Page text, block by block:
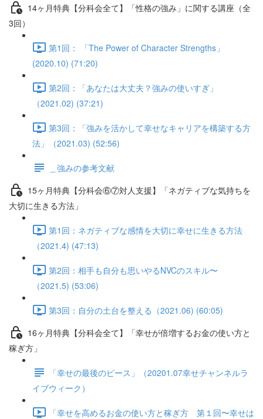
14ヶ月特典【分科会全て】「性格の強み」に関する講座（全
3回）
第1回： 「The Power of Character Strengths」
(2020.10) (71:20)
第2回：「あなたは大丈夫？強みの使いすぎ」
（2021.02) (37:21)
第3回：「強みを活かして幸せなキャリアを構築する方
法」（2021.03) (52:56)
＿強みの参考文献
15ヶ月特典【分科会⑥⑦対人支援】「ネガティブな気持ちを
大切に生きる方法」
第1回：ネガティブな感情を大切に幸せに生きる方法
（2021.4) (47:13)
第2回：相手も自分も思いやるNVCのスキル〜
（2021.5) (53:06)
第3回：自分の土台を整える（2021.06) (60:05)
16ヶ月特典【分科会全て】「幸せが倍増するお金の使い方と
稼ぎ方」
「幸せの最後のピース」（20201.07幸せチャンネルラ
イブウィーク）
「幸せを高めるお金の使い方と稼ぎ方 第１回〜幸せは